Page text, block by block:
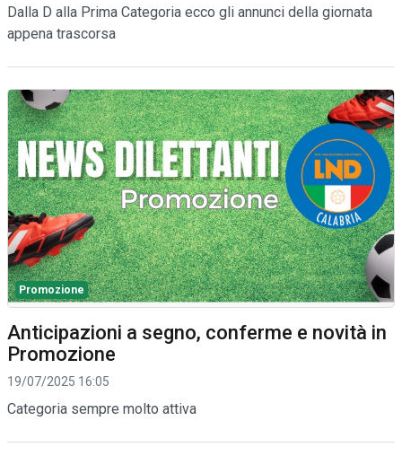
Dalla D alla Prima Categoria ecco gli annunci della giornata
appena trascorsa
Promozione
Anticipazioni a segno, conferme e novità in
Promozione
19/07/2025 16:05
Categoria sempre molto attiva